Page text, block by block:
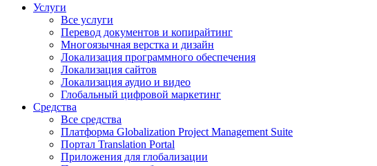
Услуги
Все услуги
Перевод документов и копирайтинг
Многоязычная верстка и дизайн
Локализация программного обеспечения
Локализация сайтов
Локализация аудио и видео
Глобальный цифровой маркетинг
Средства
Все средства
Платформа Globalization Project Management Suite
Портал Translation Portal
Приложения для глобализации